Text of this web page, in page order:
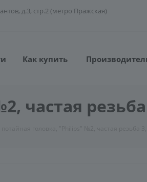
д.3, стр.2 (метро Пражская)
Как купить
частая резьба